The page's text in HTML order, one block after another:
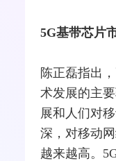
5G基带芯片
陈正磊指出
术发展的主
展和人们对
深，对移动
越来越高。